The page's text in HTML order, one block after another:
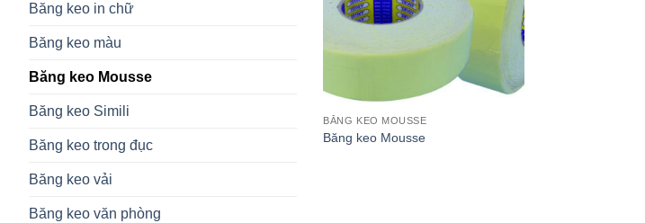
Băng keo in chữ
Băng keo màu
Băng keo Mousse
Băng keo Simili
Băng keo trong đục
Băng keo vải
Băng keo văn phòng
BĂNG KEO MOUSSE
Băng keo Mousse